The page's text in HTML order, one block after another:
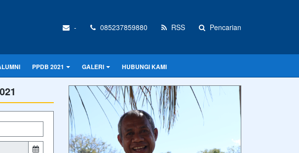
- 085237859880 RSS Pencarian
PPDB 2021 GALERI HUBUNGI KAMI